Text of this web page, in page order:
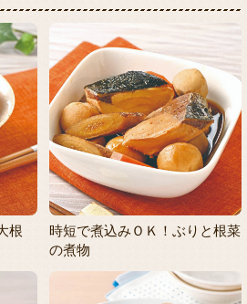
根
時短で煮込みＯＫ！ぶりと根菜
の煮物